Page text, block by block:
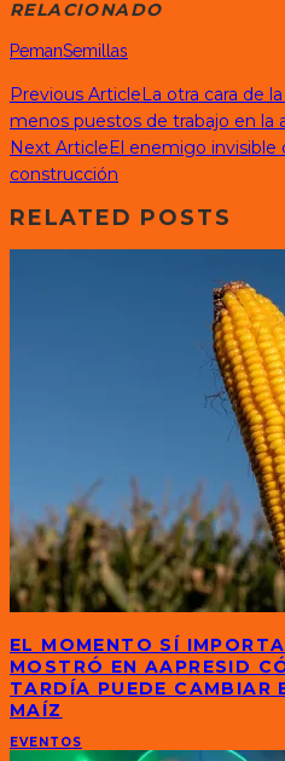
RELACIONADO
PemanSemillas
Previous Article La otra cara de
menos puestos de trabajo en la
Next Article El enemigo invisible
construcción
RELATED POSTS
EL MOMENTO SÍ
MOSTRÓ EN AAPRESID
TARDÍA PUEDE CAMBIAR
MAÍZ
EVENTOS